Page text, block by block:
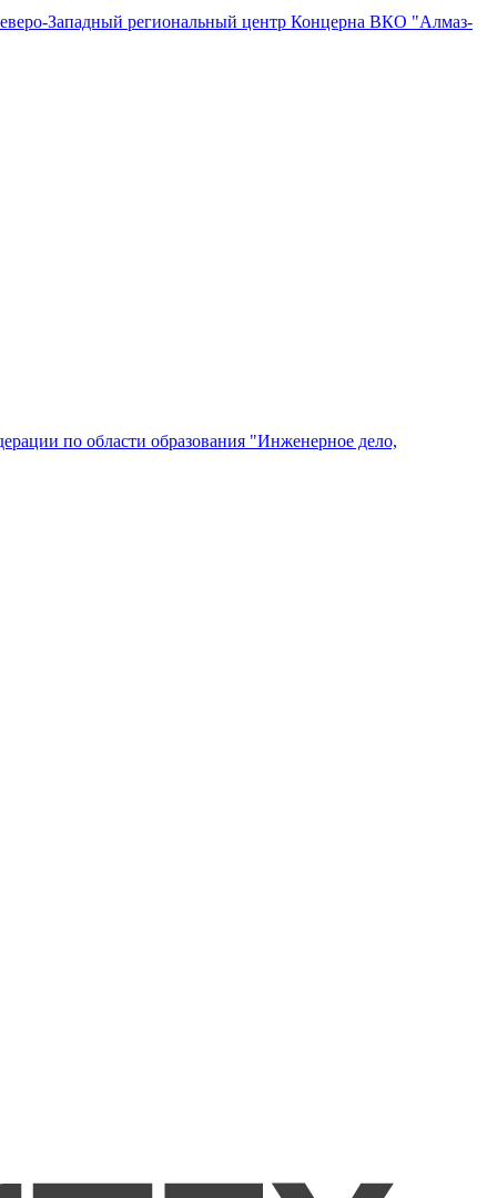
Западный региональный центр Концерна ВКО "Алмаз-
по области образования "Инженерное дело,